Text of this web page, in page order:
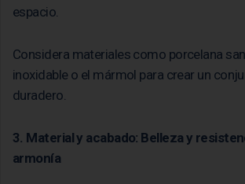
espacio.
Considera materiales como porcelana
inoxidable o el mármol para crear un
duradero.
3. Material y acabado: Belleza y
armonía